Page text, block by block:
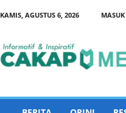
KAMIS, AGUSTUS 6, 2026
k
a